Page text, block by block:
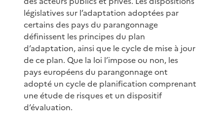
législatives sur l’adaptation adoptées par
certains des pays du parangonnage
définissent les principes du plan
d’adaptation, ainsi que le cycle de mise à jour
de ce plan. Que la loi l’impose ou non, les
pays européens du parangonnage ont
adopté un cycle de planification comprenant
une étude de risques et un dispositif
d’évaluation.